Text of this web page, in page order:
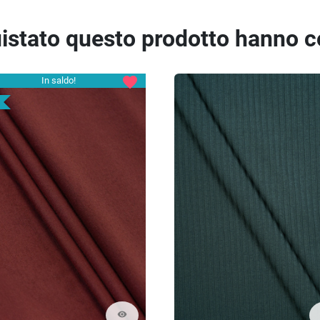
questo prodotto hanno
In saldo!
visibility
favorite